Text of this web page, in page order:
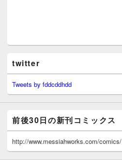
twitter
Tweets by fddcddhdd
前後30日の新刊コミックス
http://www.messiahworks.com/comics/